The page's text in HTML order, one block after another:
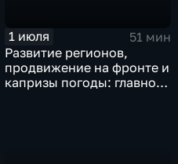
1 июля
51 мин
Развитие регионов,
продвижение на фронте и
капризы погоды: главное